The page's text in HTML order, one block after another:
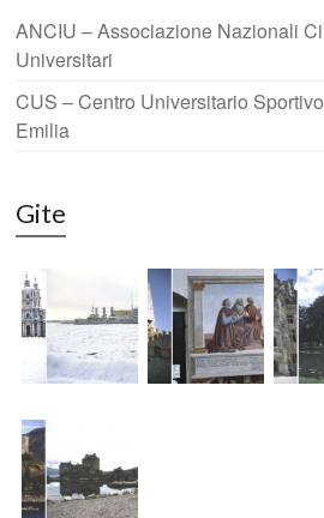
ANCIU – Associazione Nazionali
Universitari
CUS – Centro Universitario
Emilia
Gite